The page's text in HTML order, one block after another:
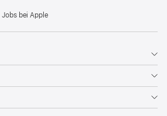
Jobs bei Apple